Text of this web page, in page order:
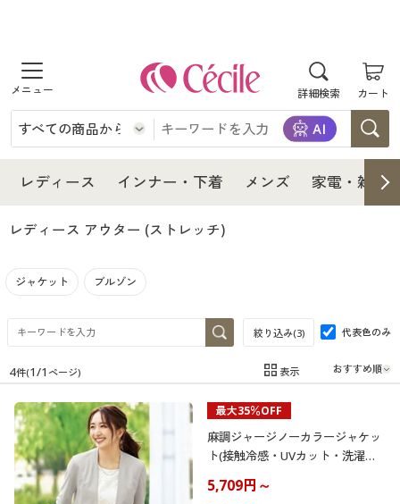
詳細検索 カート
商品を探す
レディース
レディースファッション
女性下着
インナー・下着
インナー・下着通販すべて
女性下着
メンズ下着
ジュニア・ティーンズ下着
メンズ
メンズ通販すべて
メンズファッション
メンズ下着
家電・雑貨
家電・雑貨すべて
家電
キッチン・雑貨・日用品
寝具・インテリア・家具
寝具・インテリア・家具通販すべて
家具・収納
寝具・ベッド
美容・健康
美容・健康通販すべて
美容・健康・サプリメント
制服・スクール
制服・スクールすべて
大きいサイズ
レディース インナー・下着 メンズ 家電・雑貨
レディース アウター (ストレッチ)
ジャケット ブルゾン
絞り込み(3) 代表色のみ
在庫 在庫のある商品のみ表示
カテゴリ
4件(1/1 ページ) 表示
最大35％OFF
麻調ジャージノーカラージャケッ
ト(接触冷感・UVカット・洗濯機
5,709円～